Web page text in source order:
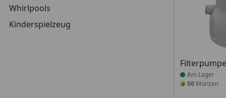
Whirlpools
Kinderspielzeug
Produkt
Am Lager
50 Münzen